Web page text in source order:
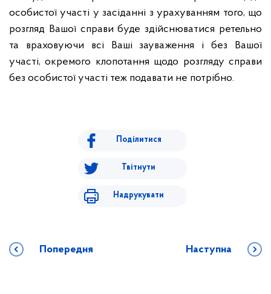
особистої участі у засіданні з урахуванням того, що
розгляд Вашої справи буде здійснюватися ретельно
та враховуючи всі Ваші зауваження і без Вашої
участі, окремого клопотання щодо розгляду справи
без особистої участі теж подавати не потрібно.
Поділитися
Твітнути
Надрукувати
Попередня Наступна